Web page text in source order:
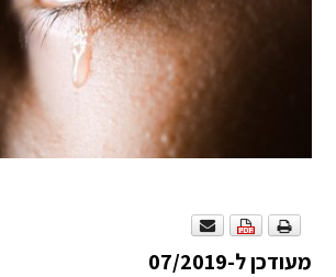
מעודכן ל-07/2019